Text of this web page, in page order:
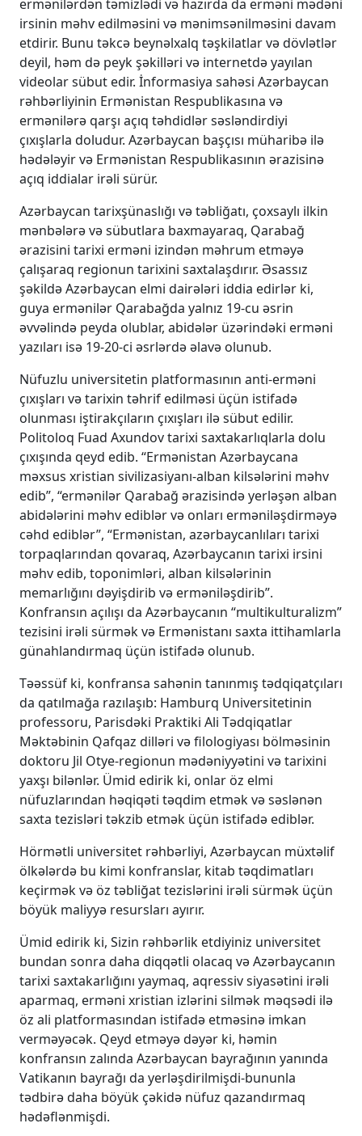
ermənilərdən təmizlədi və hazırda da erməni mədəni
irsinin məhv edilməsini və mənimsənilməsini davam
etdirir. Bunu təkcə beynəlxalq təşkilatlar və dövlətlər
deyil, həm də peyk şəkilləri və internetdə yayılan
videolar sübut edir. İnformasiya sahəsi Azərbaycan
rəhbərliyinin Ermənistan Respublikasına və
ermənilərə qarşı açıq təhdidlər səsləndirdiyi
çıxışlarla doludur. Azərbaycan başçısı müharibə ilə
hədələyir və Ermənistan Respublikasının ərazisinə
açıq iddialar irəli sürür.
Azərbaycan tarixşünaslığı və təbliğatı, çoxsaylı ilkin
mənbələrə və sübutlara baxmayaraq, Qarabağ
ərazisini tarixi erməni izindən məhrum etməyə
çalışaraq regionun tarixini saxtalaşdırır. Əsassız
şəkildə Azərbaycan elmi dairələri iddia edirlər ki,
guya ermənilər Qarabağda yalnız 19-cu əsrin
əvvəlində peyda olublar, abidələr üzərindəki erməni
yazıları isə 19-20-ci əsrlərdə əlavə olunub.
Nüfuzlu universitetin platformasının anti-erməni
çıxışları və tarixin təhrif edilməsi üçün istifadə
olunması iştirakçıların çıxışları ilə sübut edilir.
Politoloq Fuad Axundov tarixi saxtakarlıqlarla dolu
çıxışında qeyd edib. “Ermənistan Azərbaycana
məxsus xristian sivilizasiyanı-alban kilsələrini məhv
edib”, “ermənilər Qarabağ ərazisində yerləşən alban
abidələrini məhv ediblər və onları erməniləşdirməyə
cəhd ediblər”, “Ermənistan, azərbaycanlıları tarixi
torpaqlarından qovaraq, Azərbaycanın tarixi irsini
məhv edib, toponimləri, alban kilsələrinin
memarlığını dəyişdirib və erməniləşdirib”.
Konfransın açılışı da Azərbaycanın “multikulturalizm”
tezisini irəli sürmək və Ermənistanı saxta ittihamlarla
günahlandırmaq üçün istifadə olunub.
Təəssüf ki, konfransa sahənin tanınmış tədqiqatçıları
da qatılmağa razılaşıb: Hamburq Universitetinin
professoru, Parisdəki Praktiki Ali Tədqiqatlar
Məktəbinin Qafqaz dilləri və filologiyası bölməsinin
doktoru Jil Otye-regionun mədəniyyətini və tarixini
yaxşı bilənlər. Ümid edirik ki, onlar öz elmi
nüfuzlarından həqiqəti təqdim etmək və səslənən
saxta tezisləri təkzib etmək üçün istifadə ediblər.
Hörmətli universitet rəhbərliyi, Azərbaycan müxtəlif
ölkələrdə bu kimi konfranslar, kitab təqdimatları
keçirmək və öz təbliğat tezislərini irəli sürmək üçün
böyük maliyyə resursları ayırır.
Ümid edirik ki, Sizin rəhbərlik etdiyiniz universitet
bundan sonra daha diqqətli olacaq və Azərbaycanın
tarixi saxtakarlığını yaymaq, aqressiv siyasətini irəli
aparmaq, erməni xristian izlərini silmək məqsədi ilə
öz ali platformasından istifadə etməsinə imkan
verməyəcək. Qeyd etməyə dəyər ki, həmin
konfransın zalında Azərbaycan bayrağının yanında
Vatikanın bayrağı da yerləşdirilmişdi-bununla
tədbirə daha böyük çəkidə nüfuz qazandırmaq
hədəflənmişdi.